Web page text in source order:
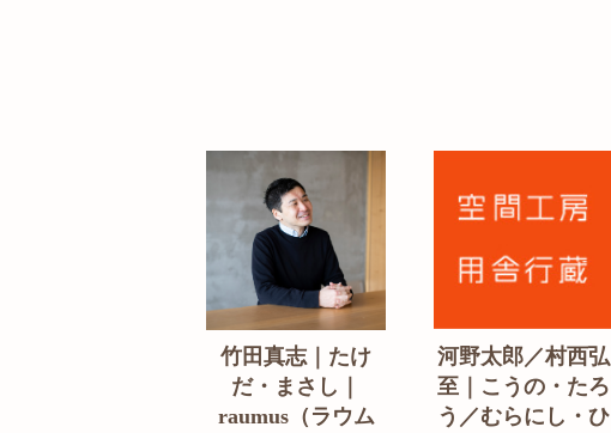
竹田真志｜たけ
だ・まさし｜
raumus（ラウム
河野太郎／村西弘
至｜こうの・たろ
う／むらにし・ひ